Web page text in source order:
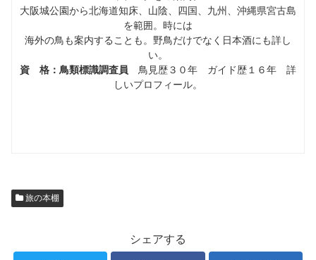
大阪城公園から北海道知床、山陰、四国、九州、沖縄県宮古島
を範囲。時には
海外の鳥も案内することも。野鳥だけでなく日本酒にも詳し
い。
資 格：鳥類標識調査員 鳥見歴３０年 ガイド歴１６年 詳
しいプロフィール。
旅の本棚
シェアする